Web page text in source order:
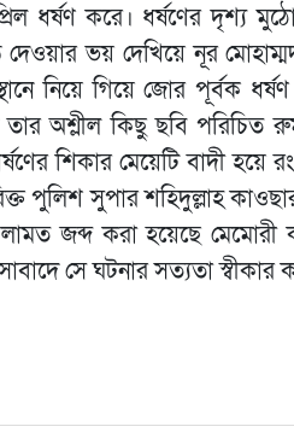
ধর্ষণ করে। ধর্ষণের দৃশ্য
ভয় দেখিয়ে নূর
নিয়ে গিয়ে জোর পূর্বক
তার অশ্লীল কিছু ছবি পরিচিত
শিকার মেয়েটি বাদী হয়ে
পুলিশ সুপার শহিদুল্লাহ
জব্দ করা হয়েছে মেমোরী
সে ঘটনার সত্যতা স্বীকার